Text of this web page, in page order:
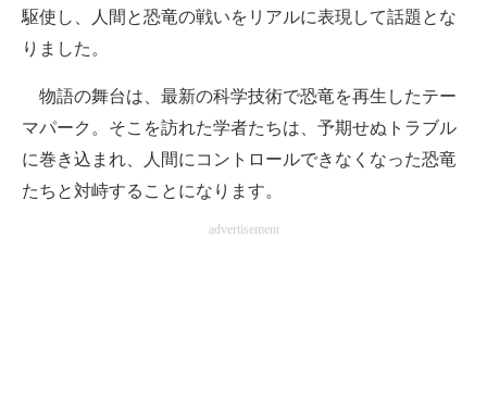
駆使し、人間と恐竜の戦いをリアルに表現して話題とな
りました。
物語の舞台は、最新の科学技術で恐竜を再生したテー
マパーク。そこを訪れた学者たちは、予期せぬトラブル
に巻き込まれ、人間にコントロールできなくなった恐竜
たちと対峙することになります。
advertisement